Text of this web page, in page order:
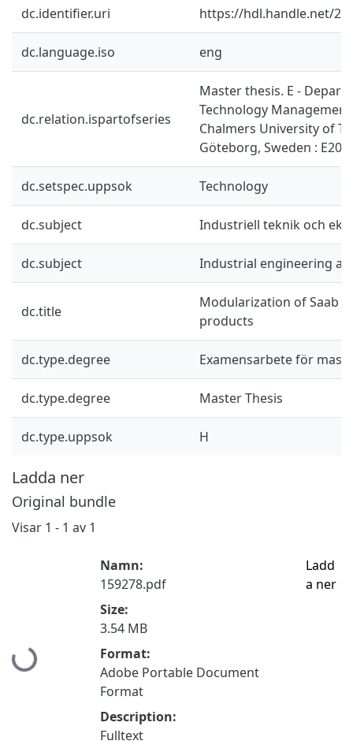
dc.identifier.uri https://hdl.handle.net/
dc.language.iso eng
dc.relation.ispartofseries
Master thesis. E -
Technology
Chalmers University of
Göteborg, Sweden :
dc.setspec.uppsok Technology
dc.subject Industriell teknik och
dc.subject Industrial engineering
dc.title
Modularization of Saab
products
dc.type.degree Examensarbete för
dc.type.degree Master Thesis
dc.type.uppsok H
Ladda ner
Original bundle
Visar 1 - 1 av 1
Hämtar...
Namn:
159278.pdf
Size:
3.54 MB
Format:
Adobe Portable Document
Format
Description:
Fulltext
Ladd
a ner